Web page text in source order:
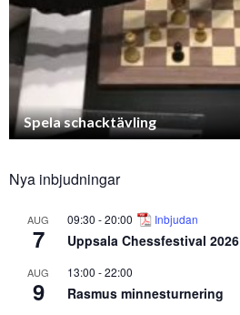
Spela schacktävling
Nya inbjudningar
AUG
7
09:30 -20:00 Inbjudan
Uppsala Chessfestival 2026
AUG
9
13:00 -22:00
Rasmus minnesturnering